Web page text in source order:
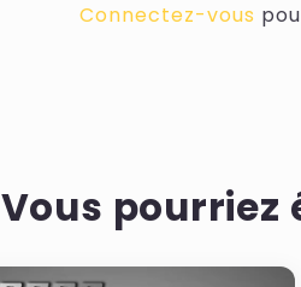
Connectez-vous
Vous pourriez